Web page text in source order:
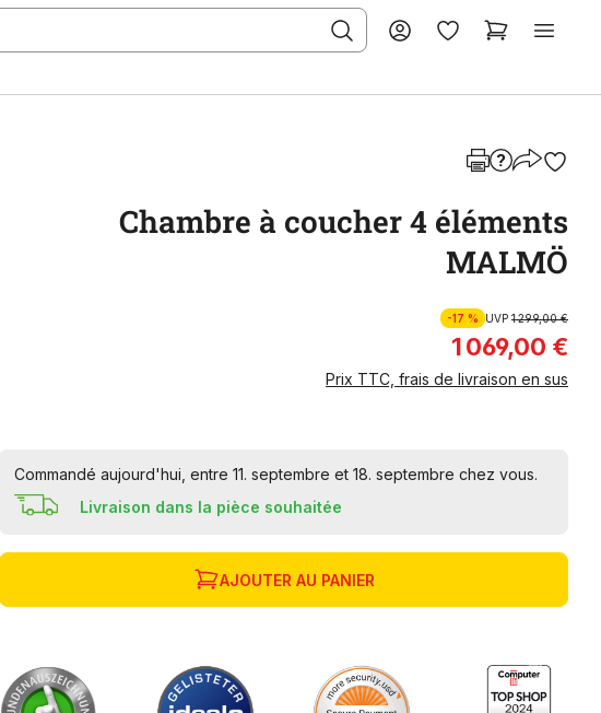
Chambre à coucher 4 éléments
MALMÖ
-17 % UVP 1 299,00 €
1 069,00 €
Prix TTC, frais de livraison en sus
Commandé aujourd'hui, entre 11. septembre et 18. septembre chez vous.
Livraison dans la pièce souhaitée
AJOUTER AU PANIER